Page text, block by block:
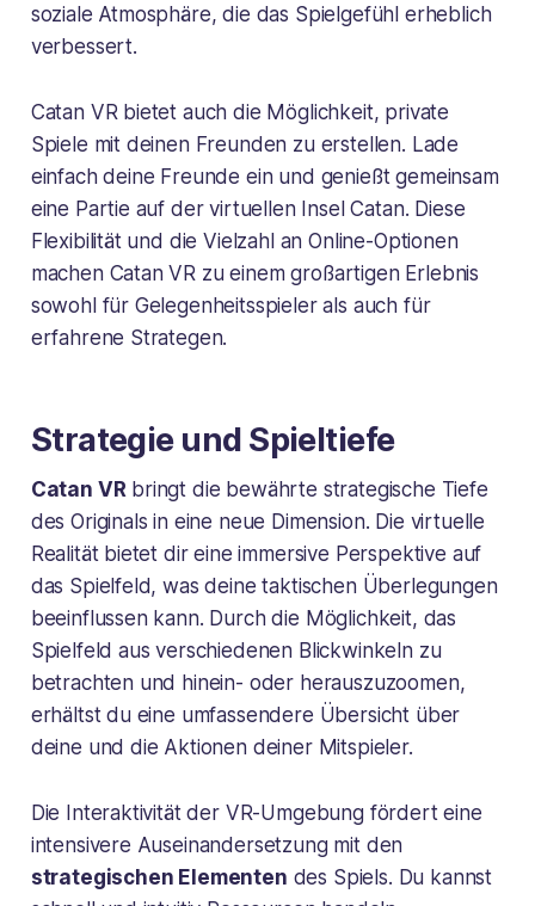
soziale Atmosphäre, die das Spielgefühl erheblich
verbessert.
Catan VR bietet auch die Möglichkeit, private
Spiele mit deinen Freunden zu erstellen. Lade
einfach deine Freunde ein und genießt gemeinsam
eine Partie auf der virtuellen Insel Catan. Diese
Flexibilität und die Vielzahl an Online-Optionen
machen Catan VR zu einem großartigen Erlebnis
sowohl für Gelegenheitsspieler als auch für
erfahrene Strategen.
Strategie und Spieltiefe
Catan VR bringt die bewährte strategische Tiefe
des Originals in eine neue Dimension. Die virtuelle
Realität bietet dir eine immersive Perspektive auf
das Spielfeld, was deine taktischen Überlegungen
beeinflussen kann. Durch die Möglichkeit, das
Spielfeld aus verschiedenen Blickwinkeln zu
betrachten und hinein- oder herauszuzoomen,
erhältst du eine umfassendere Übersicht über
deine und die Aktionen deiner Mitspieler.
Die Interaktivität der VR-Umgebung fördert eine
intensivere Auseinandersetzung mit den
strategischen Elementen des Spiels. Du kannst